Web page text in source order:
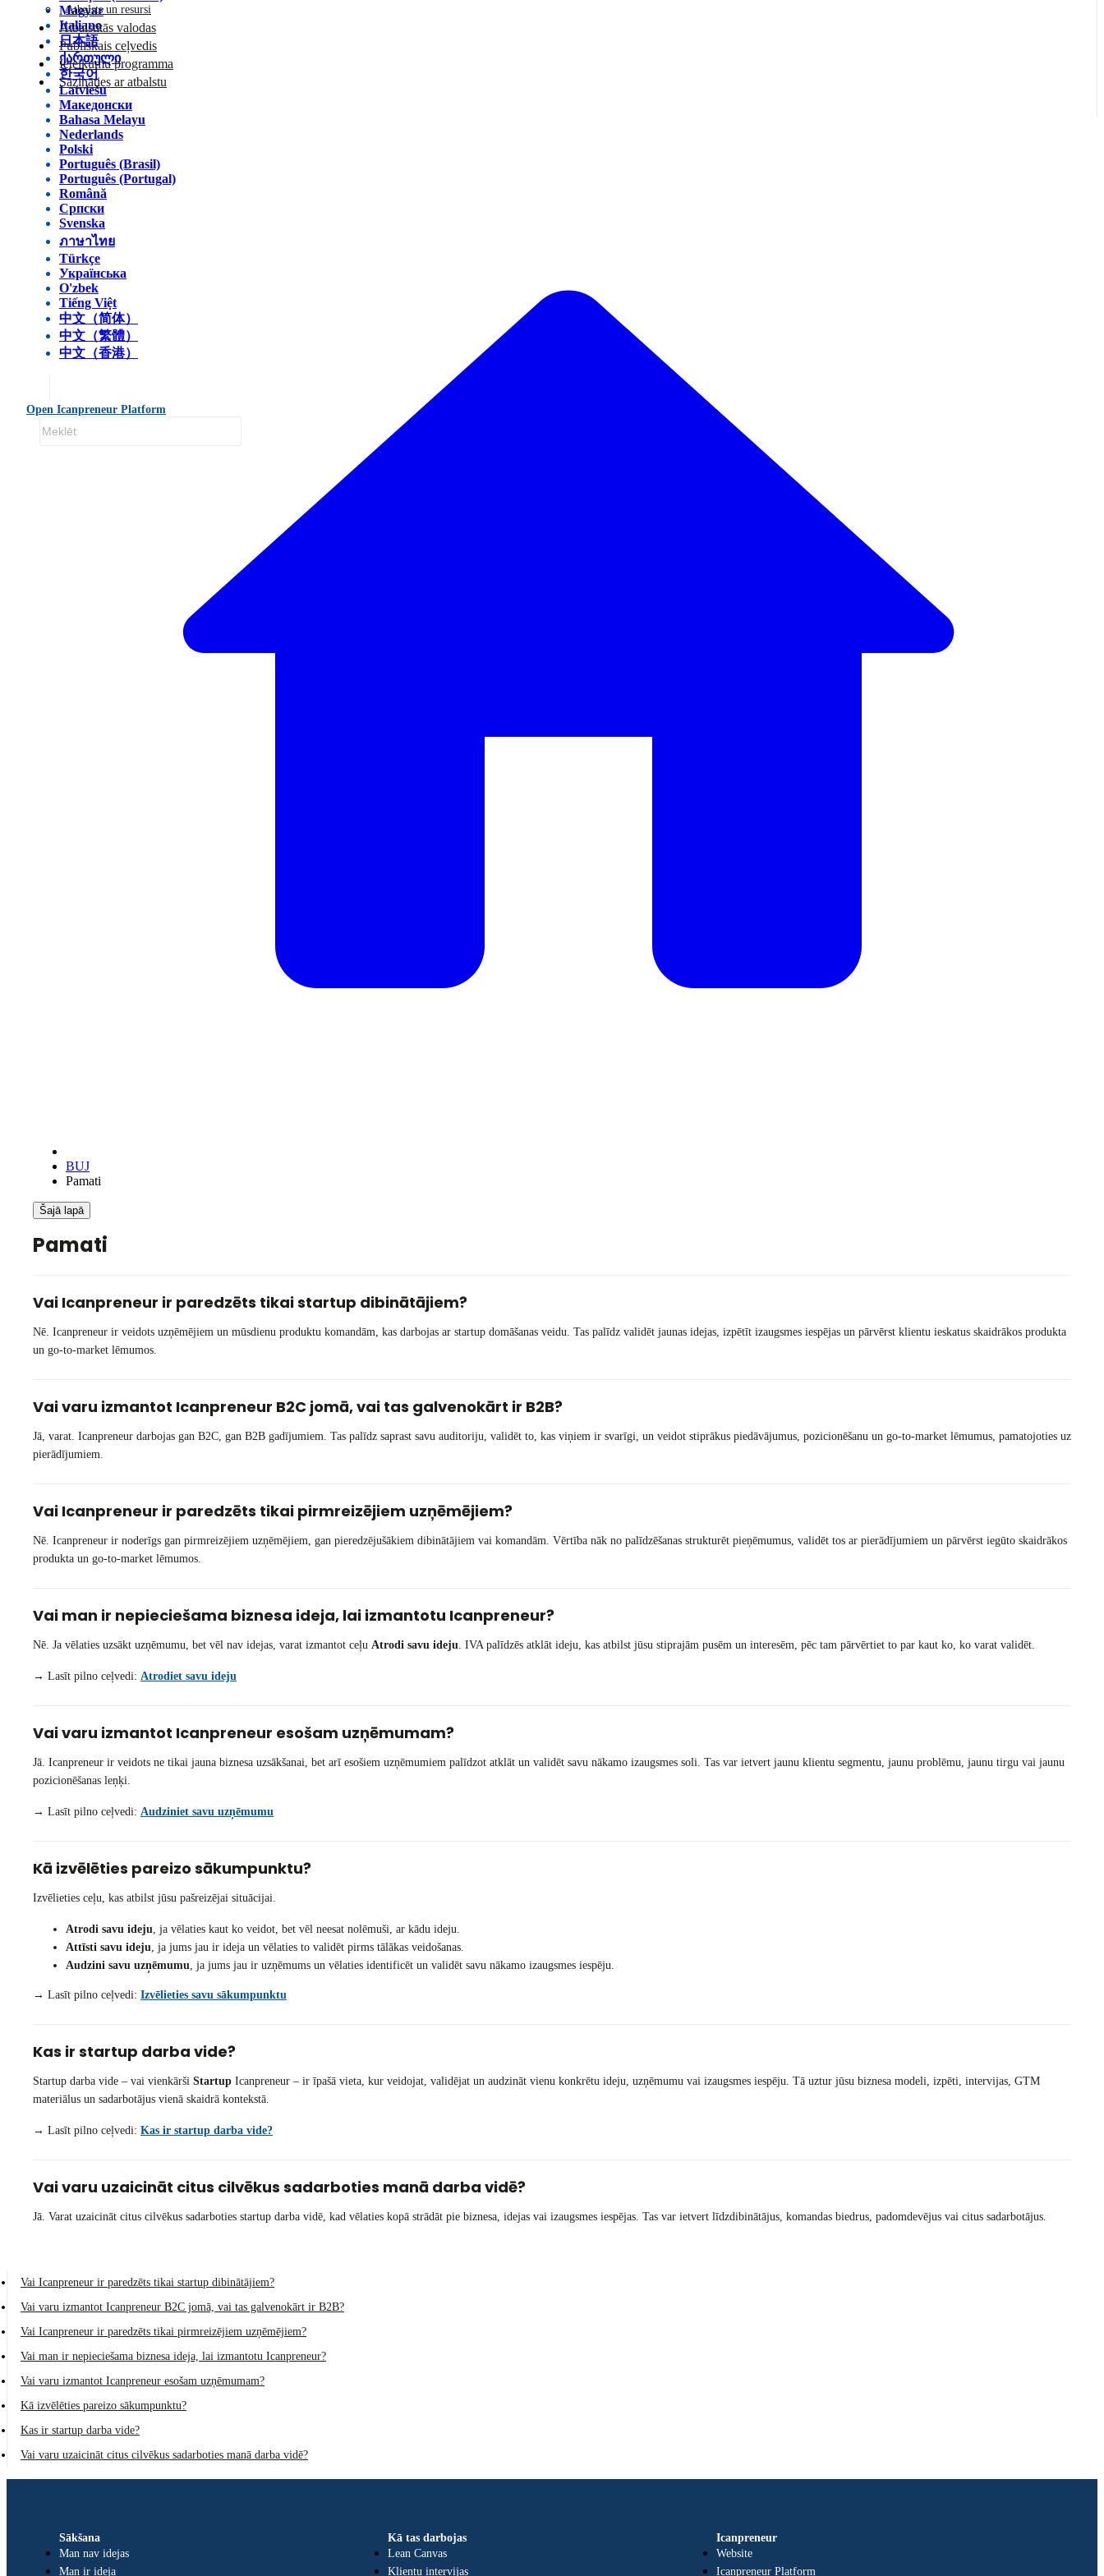
Magyar
Italiano
日本語
ქართული
한국어
Latviešu
Македонски
Bahasa Melayu
Nederlands
Polski
Português (Brasil)
Português (Portugal)
Română
Српски
Svenska
ภาษาไทย
Türkçe
Українська
O'zbek
Tiếng Việt
中文（简体）
中文（繁體）
中文（香港）
Open Icanpreneur Platform
Atbalsts un resursi
Atbalstītās valodas
Publiskais ceļvedis
Ieteikumu programma
Sazināties ar atbalstu
BUJ
Pamati
Šajā lapā
Pamati
Vai Icanpreneur ir paredzēts tikai startup dibinātājiem?
Nē. Icanpreneur ir veidots uzņēmējiem un mūsdienu produktu komandām, kas darbojas ar startup domāšanas veidu. Tas palīdz validēt jaunas idejas, izpētīt izaugsmes iespējas un pārvērst klientu ieskatus skaidrākos produkta
un go-to-market lēmumos.
Vai varu izmantot Icanpreneur B2C jomā, vai tas galvenokārt ir B2B?
Jā, varat. Icanpreneur darbojas gan B2C, gan B2B gadījumiem. Tas palīdz saprast savu auditoriju, validēt to, kas viņiem ir svarīgi, un veidot stiprākus piedāvājumus, pozicionēšanu un go-to-market lēmumus, pamatojoties uz
pierādījumiem.
Vai Icanpreneur ir paredzēts tikai pirmreizējiem uzņēmējiem?
Nē. Icanpreneur ir noderīgs gan pirmreizējiem uzņēmējiem, gan pieredzējušākiem dibinātājiem vai komandām. Vērtība nāk no palīdzēšanas strukturēt pieņēmumus, validēt tos ar pierādījumiem un pārvērst iegūto skaidrākos
produkta un go-to-market lēmumos.
Vai man ir nepieciešama biznesa ideja, lai izmantotu Icanpreneur?
Nē. Ja vēlaties uzsākt uzņēmumu, bet vēl nav idejas, varat izmantot ceļu Atrodi savu ideju . IVA palīdzēs atklāt ideju, kas atbilst jūsu stiprajām pusēm un interesēm, pēc tam pārvērtiet to par kaut ko, ko varat validēt.
→ Lasīt pilno ceļvedi: Atrodiet savu ideju
Vai varu izmantot Icanpreneur esošam uzņēmumam?
Jā. Icanpreneur ir veidots ne tikai jauna biznesa uzsākšanai, bet arī esošiem uzņēmumiem palīdzot atklāt un validēt savu nākamo izaugsmes soli. Tas var ietvert jaunu klientu segmentu, jaunu problēmu, jaunu tirgu vai jaunu
pozicionēšanas leņķi.
→ Lasīt pilno ceļvedi: Audziniet savu uzņēmumu
Kā izvēlēties pareizo sākumpunktu?
Izvēlieties ceļu, kas atbilst jūsu pašreizējai situācijai.
Atrodi savu ideju , ja vēlaties kaut ko veidot, bet vēl neesat nolēmuši, ar kādu ideju.
Attīsti savu ideju , ja jums jau ir ideja un vēlaties to validēt pirms tālākas veidošanas.
Audzini savu uzņēmumu , ja jums jau ir uzņēmums un vēlaties identificēt un validēt savu nākamo izaugsmes iespēju.
→ Lasīt pilno ceļvedi: Izvēlieties savu sākumpunktu
Kas ir startup darba vide?
Startup darba vide – vai vienkārši Startup Icanpreneur – ir īpašā vieta, kur veidojat, validējat un audzināt vienu konkrētu ideju, uzņēmumu vai izaugsmes iespēju. Tā uztur jūsu biznesa modeli, izpēti, intervijas, GTM
materiālus un sadarbotājus vienā skaidrā kontekstā.
→ Lasīt pilno ceļvedi: Kas ir startup darba vide?
Vai varu uzaicināt citus cilvēkus sadarboties manā darba vidē?
Jā. Varat uzaicināt citus cilvēkus sadarboties startup darba vidē, kad vēlaties kopā strādāt pie biznesa, idejas vai izaugsmes iespējas. Tas var ietvert līdzdibinātājus, komandas biedrus, padomdevējus vai citus sadarbotājus.
Vai Icanpreneur ir paredzēts tikai startup dibinātājiem?
Vai varu izmantot Icanpreneur B2C jomā, vai tas galvenokārt ir B2B?
Vai Icanpreneur ir paredzēts tikai pirmreizējiem uzņēmējiem?
Vai man ir nepieciešama biznesa ideja, lai izmantotu Icanpreneur?
Vai varu izmantot Icanpreneur esošam uzņēmumam?
Kā izvēlēties pareizo sākumpunktu?
Kas ir startup darba vide?
Vai varu uzaicināt citus cilvēkus sadarboties manā darba vidē?
Sākšana
Man nav idejas
Man ir ideja
Kā tas darbojas
Lean Canvas
Klientu intervijas
Icanpreneur
Website
Icanpreneur Platform